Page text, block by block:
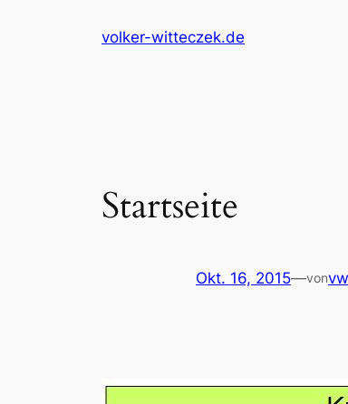
volker-witteczek.de
Startseite
Okt. 16, 2015—von